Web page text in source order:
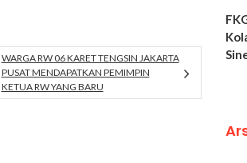
WARGA RW 06 KARET TENGSIN JAKARTA
PUSAT MENDAPATKAN PEMIMPIN
KETUA RW YANG BARU